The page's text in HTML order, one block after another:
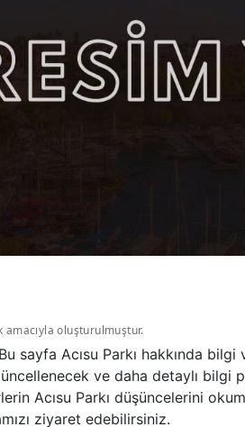
oluşturulmuştur.
sayfa Acısu Parkı hakkında
ve daha detaylı bilgi
Acısu Parkı düşüncelerini
ziyaret edebilirsiniz.